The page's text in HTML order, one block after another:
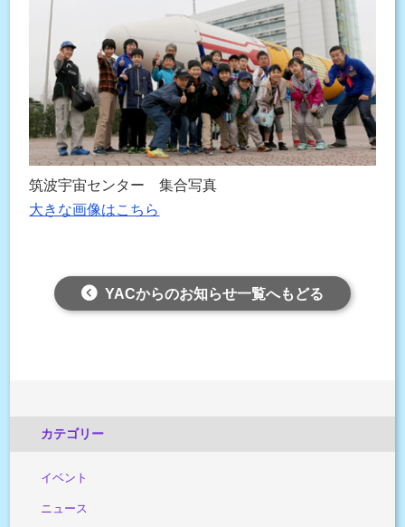
筑波宇宙センター 集合写真
大きな画像はこちら
YACからのお知らせ一覧へもどる
カテゴリー
イベント
ニュース